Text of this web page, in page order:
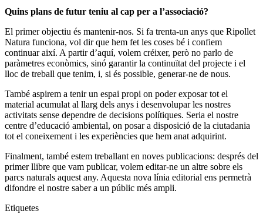
Quins plans de futur teniu al cap per a l’associació?
El primer objectiu és mantenir-nos. Si fa trenta-un anys que Ripollet
Natura funciona, vol dir que hem fet les coses bé i confiem
continuar així. A partir d’aquí, volem créixer, però no parlo de
paràmetres econòmics, sinó garantir la continuïtat del projecte i el
lloc de treball que tenim, i, si és possible, generar-ne de nous.
També aspirem a tenir un espai propi on poder exposar tot el
material acumulat al llarg dels anys i desenvolupar les nostres
activitats sense dependre de decisions polítiques. Seria el nostre
centre d’educació ambiental, on posar a disposició de la ciutadania
tot el coneixement i les experiències que hem anat adquirint.
Finalment, també estem treballant en noves publicacions: després del
primer llibre que vam publicar, volem editar-ne un altre sobre els
parcs naturals aquest any. Aquesta nova línia editorial ens permetrà
difondre el nostre saber a un públic més ampli.
Etiquetes